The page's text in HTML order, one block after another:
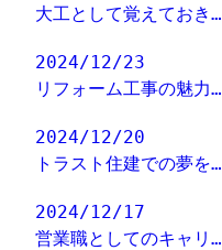
大工として覚えておき…
2024/12/23
リフォーム工事の魅力…
2024/12/20
トラスト住建での夢を…
2024/12/17
営業職としてのキャリ…